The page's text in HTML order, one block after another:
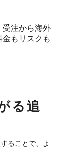
受注から海外
もリスクも
る追
ることで、よ